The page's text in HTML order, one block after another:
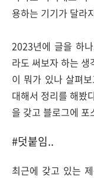
용하는 기기가 달라
2023년에 글을 하
라도 써보자 하는
이 뭐가 있나 살펴
대해서 정리를 해봤
을 갖고 블로그에 포
#덧붙임..
최근에 갖고 있는